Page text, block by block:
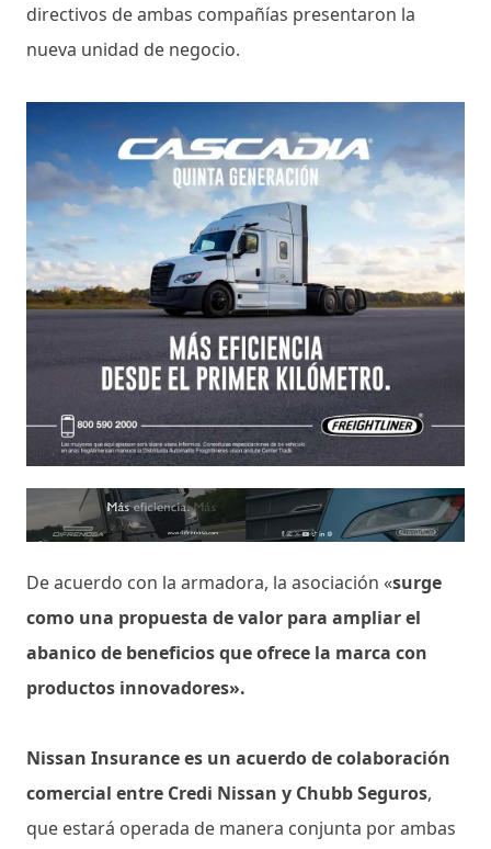
directivos de ambas compañías presentaron la
nueva unidad de negocio.
De acuerdo con la armadora, la asociación «surge
como una propuesta de valor para ampliar el
abanico de beneficios que ofrece la marca con
productos innovadores».
Nissan Insurance es un acuerdo de colaboración
comercial entre Credi Nissan y Chubb Seguros,
que estará operada de manera conjunta por ambas